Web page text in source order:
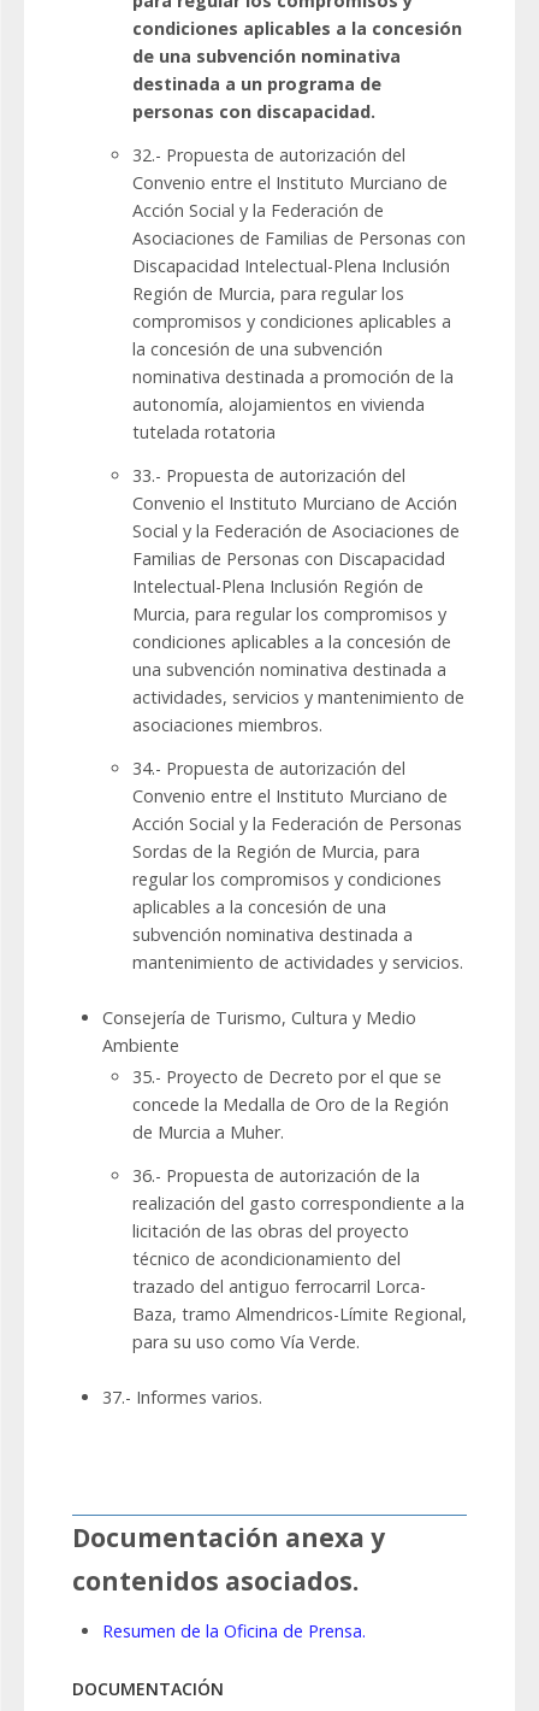
condiciones aplicables a la concesión
de una subvención nominativa
destinada a un programa de
personas con discapacidad.
32.- Propuesta de autorización del
Convenio entre el Instituto Murciano de
Acción Social y la Federación de
Asociaciones de Familias de Personas con
Discapacidad Intelectual-Plena Inclusión
Región de Murcia, para regular los
compromisos y condiciones aplicables a
la concesión de una subvención
nominativa destinada a promoción de la
autonomía, alojamientos en vivienda
tutelada rotatoria
33.- Propuesta de autorización del
Convenio el Instituto Murciano de Acción
Social y la Federación de Asociaciones de
Familias de Personas con Discapacidad
Intelectual-Plena Inclusión Región de
Murcia, para regular los compromisos y
condiciones aplicables a la concesión de
una subvención nominativa destinada a
actividades, servicios y mantenimiento de
asociaciones miembros.
34.- Propuesta de autorización del
Convenio entre el Instituto Murciano de
Acción Social y la Federación de Personas
Sordas de la Región de Murcia, para
regular los compromisos y condiciones
aplicables a la concesión de una
subvención nominativa destinada a
mantenimiento de actividades y servicios.
Consejería de Turismo, Cultura y Medio
Ambiente ​
35.- Proyecto de Decreto por el que se
concede la Medalla de Oro de la Región
de Murcia a Muher.
36.- Propuesta de autorización de la
realización del gasto correspondiente a la
licitación de las obras del proyecto
técnico de acondicionamiento del
trazado del antiguo ferrocarril Lorca-
Baza, tramo Almendricos-Límite Regional,
para su uso como Vía Verde.
37.- Informes varios.
Documentación anexa y
contenidos asociados.
Resumen de la Oficina de Prensa.
DOCUMENTACIÓN